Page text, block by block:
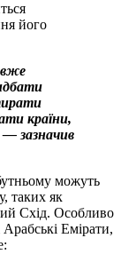
його
країни,
— зазначив
можуть
таких як
Схід. Особливо
Емірати,